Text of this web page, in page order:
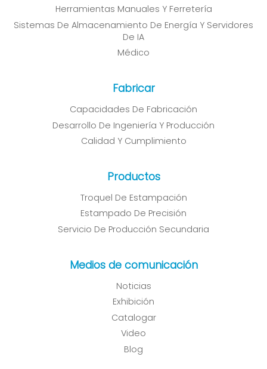
Herramientas Manuales Y Ferretería
Sistemas De Almacenamiento De Energía Y Servidores
De IA
Médico
Fabricar
Capacidades De Fabricación
Desarrollo De Ingeniería Y Producción
Calidad Y Cumplimiento
Productos
Troquel De Estampación
Estampado De Precisión
Servicio De Producción Secundaria
Medios de comunicación
Noticias
Exhibición
Catalogar
Video
Blog